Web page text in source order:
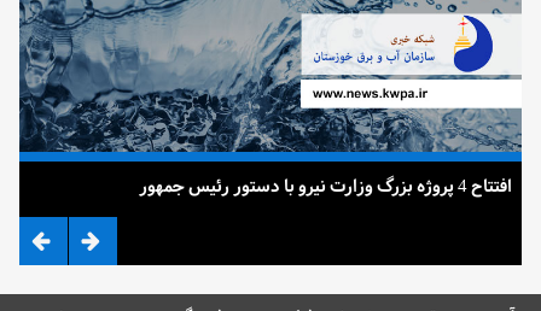
افتتاح 4 پروژه بزرگ وزارت نیرو با دستور رئیس جمهور